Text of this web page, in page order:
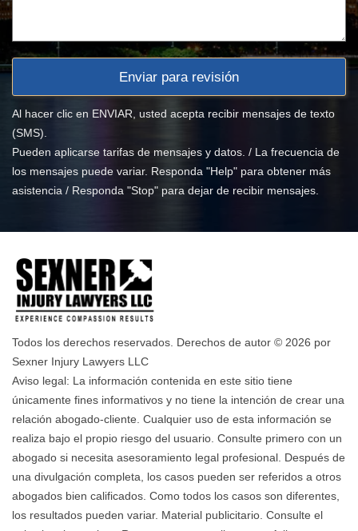
Al hacer clic en ENVIAR, usted acepta recibir mensajes de texto
(SMS).
Pueden aplicarse tarifas de mensajes y datos. / La frecuencia de
los mensajes puede variar. Responda "Help" para obtener más
asistencia / Responda "Stop" para dejar de recibir mensajes.
Todos los derechos reservados. Derechos de autor © 2026 por
Sexner Injury Lawyers LLC
Aviso legal: La información contenida en este sitio tiene
únicamente fines informativos y no tiene la intención de crear una
relación abogado-cliente. Cualquier uso de esta información se
realiza bajo el propio riesgo del usuario. Consulte primero con un
abogado si necesita asesoramiento legal profesional. Después de
una divulgación completa, los casos pueden ser referidos a otros
abogados bien calificados. Como todos los casos son diferentes,
los resultados pueden variar. Material publicitario. Consulte el